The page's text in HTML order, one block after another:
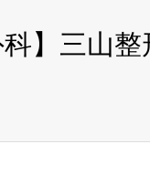
】三山